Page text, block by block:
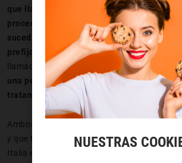
que llamar a estos estados o hayamos
procedente de ellos, especialmente desde
sucede la persona que contacta con
prefijo “00 39” o la combinación “+39”.
Si
llamada desde estos lugares, con ver este
una persona o empresa ubicada en la
tratando de contactar con nosotros.
Ambos países tienen unas características
y que tenemos que tener en cuenta al
Italia es una de las
NUESTRAS